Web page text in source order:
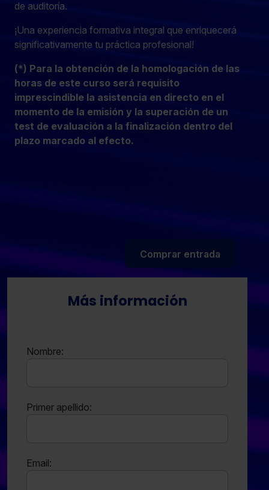
de auditoría.
¡Una experiencia formativa integral que enriquecerá
significativamente tu práctica profesional!
(*) Para la obtención de la homologación de las
horas de este curso será requisito
imprescindible la asistencia en directo en el
momento de la emisión y la superación de un
test de evaluación a la finalización dentro del
plazo marcado al efecto.
Comprar entrada
Más información
Nombre:
Primer apellido:
Email: